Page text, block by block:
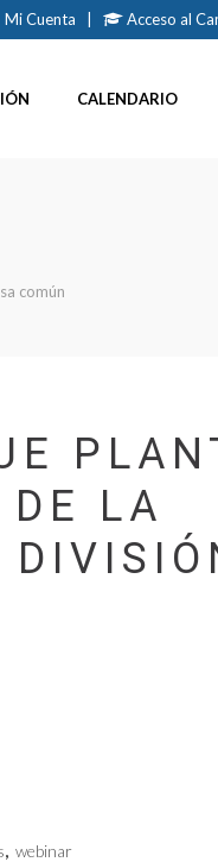
Mi Cuenta Acceso al
CALENDARIO
común
LA
, webinar